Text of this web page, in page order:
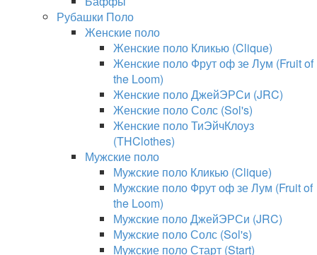
Рубашки Поло
Женские поло
Женские поло Кликью (Clique)
Женские поло Фрут оф зе Лум (Fruit of
the Loom)
Женские поло ДжейЭРСи (JRC)
Женские поло Солс (Sol's)
Женские поло ТиЭйчКлоуз
(THClothes)
Мужские поло
Мужские поло Кликью (Clique)
Мужские поло Фрут оф зе Лум (Fruit of
the Loom)
Мужские поло ДжейЭРСи (JRC)
Мужские поло Солс (Sol's)
Мужские поло Старт (Start)